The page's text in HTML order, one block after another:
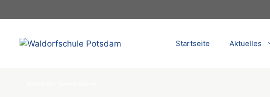
Startseite Aktuelles